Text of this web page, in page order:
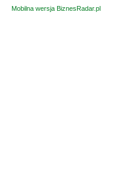
Mobilna wersja BiznesRadar.pl